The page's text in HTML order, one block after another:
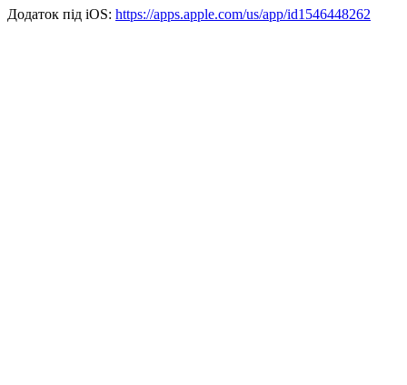
Додаток під iOS: https://apps.apple.com/us/app/id1546448262